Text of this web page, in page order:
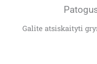
Galite atsiskaityti